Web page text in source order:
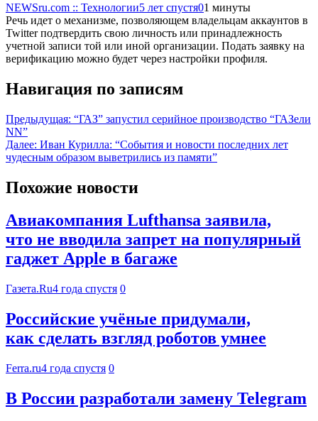
NEWSru.com :: Технологии5 лет спустя01 минуты
Речь идет о механизме, позволяющем владельцам аккаунтов в
Twitter подтвердить свою личность или принадлежность
учетной записи той или иной организации. Подать заявку на
верификацию можно будет через настройки профиля.
Навигация по записям
Предыдущая: “ГАЗ” запустил серийное производство “ГАЗели
NN”
Далее: Иван Курилла: “События и новости последних лет
чудесным образом выветрились из памяти”
Похожие новости
Авиакомпания Lufthansa заявила,
что не вводила запрет на популярный
гаджет Apple в багаже
Газета.Ru4 года спустя 0
Российские учёные придумали,
как сделать взгляд роботов умнее
Ferra.ru4 года спустя 0
В России разработали замену Telegram